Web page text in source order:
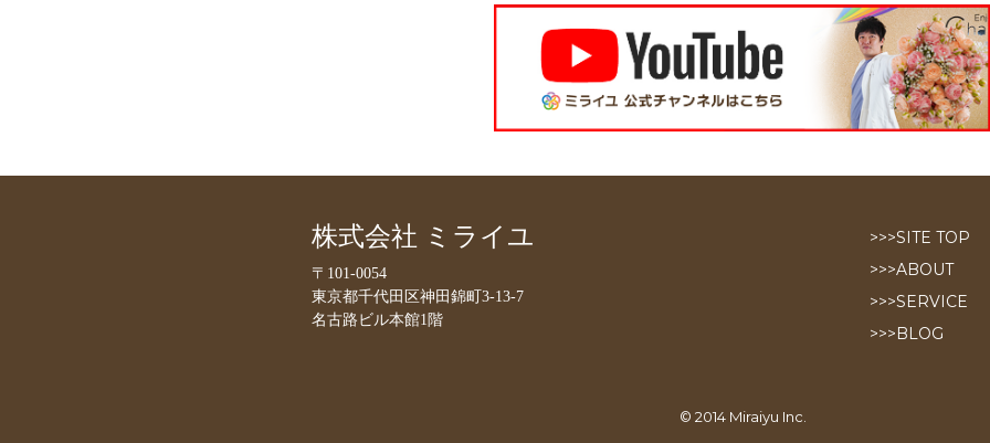
株式会社 ミライユ
〒101-0054
東京都千代田区神田錦町3-13-7
名古路ビル本館1階
>>>SITE TOP
>>>ABOUT
>>>SERVICE
>>>BLOG
© 2014 Miraiyu Inc.